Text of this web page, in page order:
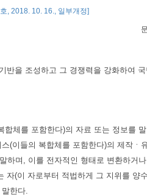
, 2018. 10. 16., 일부개정]
을 조성하고 그 경쟁력을 강화하여
합체를 포함한다)의 자료 또는 정보를
(이들의 복합체를 포함한다)의 제작ㆍ
하며, 이를 전자적인 형태로 변환하거
자(이 자로부터 적법하게 그 지위를 양
한다.